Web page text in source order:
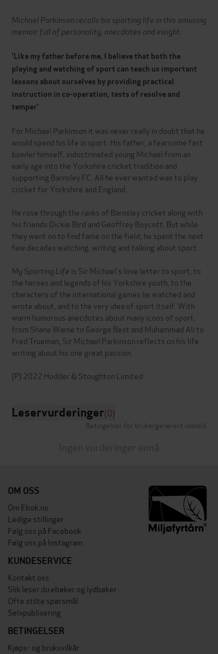
Michael Parkinson recalls his sporting life in this amusing
memoir full of personality, anecdotes and insight.
'Like my father before me, I believe that both the
playing and watching of sport can teach us important
lessons about ourselves by providing practical
instruction in co-operation, tests of resolve and
temper'
For Michael Parkinson it was never really in doubt that he
would spend his life in sport. His father, a fearsome fast
bowler himself, indoctrinated young Michael from an
early age into the Yorkshire cricket tradition and
supporting Barnsley FC. All he ever wanted was to play
cricket for Yorkshire and England.
He rose through the ranks of Barnsley cricket along with
his friends Dickie Bird and Geoffrey Boycott. But while
they went on to find fame on the field, he spent the next
few decades watching, writing and talking about sport.
My Sporting Life is Sir Michael's love letter to sport, to
the heroes and legends of his Yorkshire youth, to the
characters of the international games he watched and
wrote about, and to the very idea of sport itself. With
warm humorous anecdotes about many icons of sport,
from Shane Warne to George Best and Muhammad Ali to
Fred Trueman, Sir Michael Parkinson reflects on his life
writing about his one great passion.
Leservurderinger(0)
Betingelser for brukergenerert innhold
Ingen vurderinger ennå
OM OSS
Om Ebok.no
Ledige stillinger
Følg oss på Facebook
Følg oss på Instagram
KUNDESERVICE
Kontakt oss
Slik leser du ebøker og lydbøker
Ofte stilte spørsmål
Selvpublisering
BETINGELSER
Kjøps- og bruksvilkår